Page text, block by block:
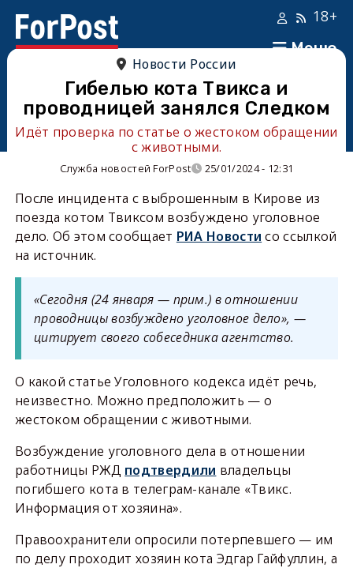
Меню
18+
Новости России
Гибелью кота Твикса и
проводницей занялся Следком
Идёт проверка по статье о жестоком обращении
с животными.
Служба новостей ForPost 25/01/2024 - 12:31
После инцидента с выброшенным в Кирове из
поезда котом Твиксом возбуждено уголовное
дело. Об этом сообщает РИА Новости со ссылкой
на источник.
«Сегодня (24 января — прим.) в отношении
проводницы возбуждено уголовное дело», —
цитирует своего собеседника агентство.
О какой статье Уголовного кодекса идёт речь,
неизвестно. Можно предположить — о
жестоком обращении с животными.
Возбуждение уголовного дела в отношении
работницы РЖД подтвердили владельцы
погибшего кота в телеграм-канале «Твикс.
Информация от хозяина».
Правоохранители опросили потерпевшего — им
по делу проходит хозяин кота Эдгар Гайфуллин, а